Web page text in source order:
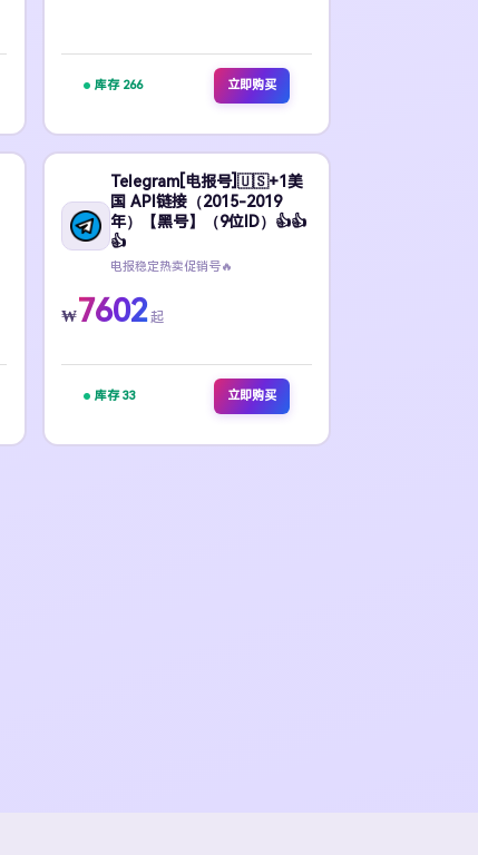
库存 266 立即购买
Telegram[电报号]🇺🇸+1美
国 API链接（2015-2019
年）【黑号】（9位ID）👍👍
👍
电报稳定热卖促销号🔥
₩7602起
库存 33 立即购买